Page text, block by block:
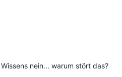
nein... warum stört das?